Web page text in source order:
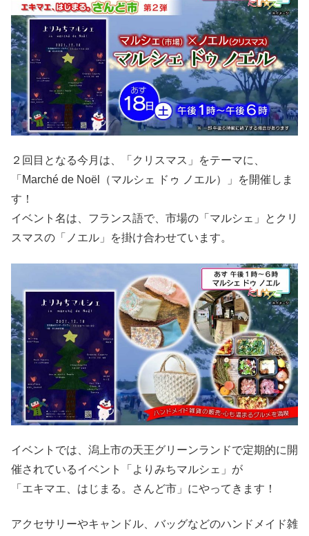
２回目となる今月は、「クリスマス」をテーマに、
「Marché de Noël（マルシェ ドゥ ノエル）」を開催しま
す！
イベント名は、フランス語で、市場の「マルシェ」とクリ
スマスの「ノエル」を掛け合わせています。
イベントでは、潟上市の天王グリーンランドで定期的に開
催されているイベント「よりみちマルシェ」が
「エキマエ、はじまる。さんど市」にやってきます！
アクセサリーやキャンドル、バッグなどのハンドメイド雑